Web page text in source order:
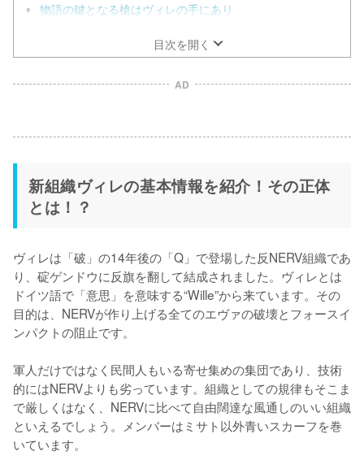
物語の鍵となる槍はヴィレの手にあり
目次を開く
AD
新組織ヴィレの基本情報を紹介！その正体
とは！？
ヴィレは「破」の14年後の「Q」で登場した反NERV組織であ
り、碇ゲンドウに反旗を翻して結成されました。ヴィレとは
ドイツ語で「意思」を意味する“Wille”から来ています。その
目的は、NERVが作り上げる全てのエヴァの破壊とフォースイ
ンパクトの阻止です。
軍人だけではなく民間人もいる寄せ集めの集団であり、技術
的にはNERVよりも劣っています。組織としての規律もそこま
で厳しくはなく、NERVに比べて自由闊達な風通しのいい組織
といえるでしょう。メンバーはミサト以外青いスカーフを巻
いています。